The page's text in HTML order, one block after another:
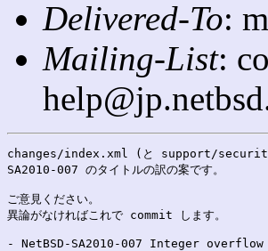
Delivered-To:
Mailing-List:
changes/index.xml (と support/security/
SA2010-007 のタイトルの訳の案です。
ご意見ください。
異論がなければこれで commit します。
- NetBSD-SA2010-007 Integer